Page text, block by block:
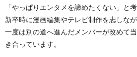
「やっぱりエンタメを諦めたくない」と
新卒時に漫画編集やテレビ制作を志しな
一度は別の道へ進んだメンバーが改めて
き合っています。